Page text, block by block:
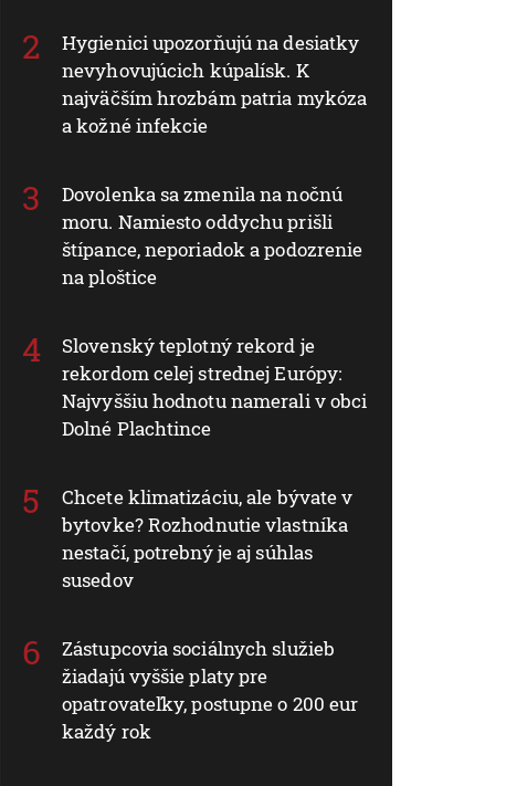
Hygienici upozorňujú na desiatky
nevyhovujúcich kúpalísk. K
najväčším hrozbám patria mykóza
a kožné infekcie
Dovolenka sa zmenila na nočnú
moru. Namiesto oddychu prišli
štípance, neporiadok a podozrenie
na ploštice
Slovenský teplotný rekord je
rekordom celej strednej Európy:
Najvyššiu hodnotu namerali v obci
Dolné Plachtince
Chcete klimatizáciu, ale bývate v
bytovke? Rozhodnutie vlastníka
nestačí, potrebný je aj súhlas
susedov
Zástupcovia sociálnych služieb
žiadajú vyššie platy pre
opatrovateľky, postupne o 200 eur
každý rok